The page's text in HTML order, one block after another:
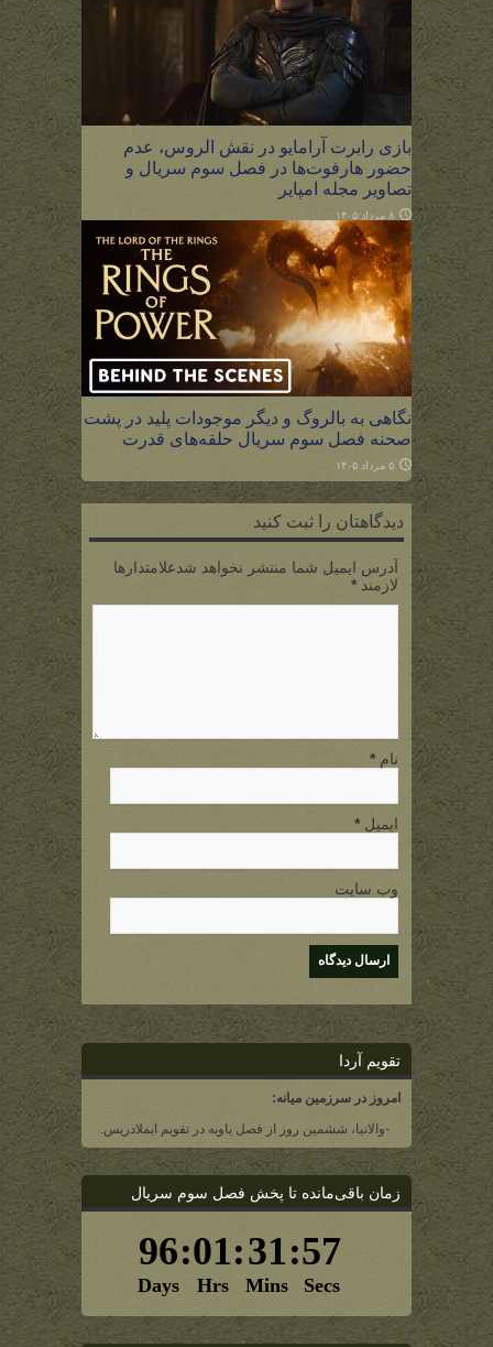
بازی رابرت آرامایو در نقش الروس، عدم
حضور هارفوت‌ها در فصل سوم سریال و
تصاویر مجله امپایر
۸ مرداد ۱۴۰۵
نگاهی به بالروگ و دیگر موجودات پلید در پشت
صحنه فصل سوم سریال حلقه‌های قدرت
۵ مرداد ۱۴۰۵
دیدگاهتان را ثبت کنید
آدرس ایمیل شما منتشر نخواهد شدعلامتدارها
لازمند *
نام *
ایمیل *
وب سایت
تقویم آردا
امروز در سرزمین میانه:
-والانیا، ششمین روز از فصل یاویه در تقویم ایملادریس.
زمان باقی‌مانده تا پخش فصل سوم سریال